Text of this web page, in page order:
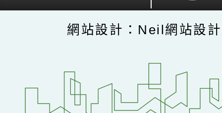
網站設計：Neil網站設